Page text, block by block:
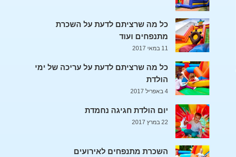
כל מה שרציתם לדעת על השכרת
מתנפחים ועוד
11 במאי 2017
כל מה שרציתם לדעת על עריכה של ימי
הולדת
4 באפריל 2017
יום הולדת חגיגה נחמדת
22 במרץ 2017
השכרת מתנפחים לאירועים